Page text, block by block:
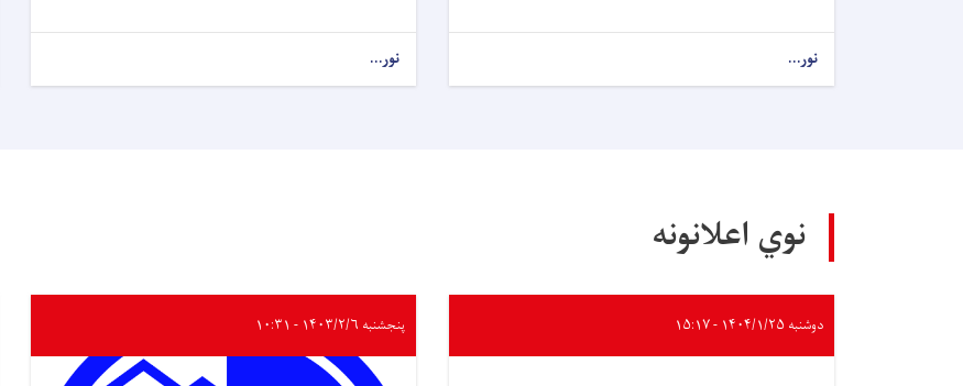
نور... نور...
نوي اعلانونه
دوشنبه ۱۴۰۴/۱/۲۵ - ۱۵:۱۷ پنجشنبه ۱۴۰۳/۲/۶ - ۱۰:۳۱